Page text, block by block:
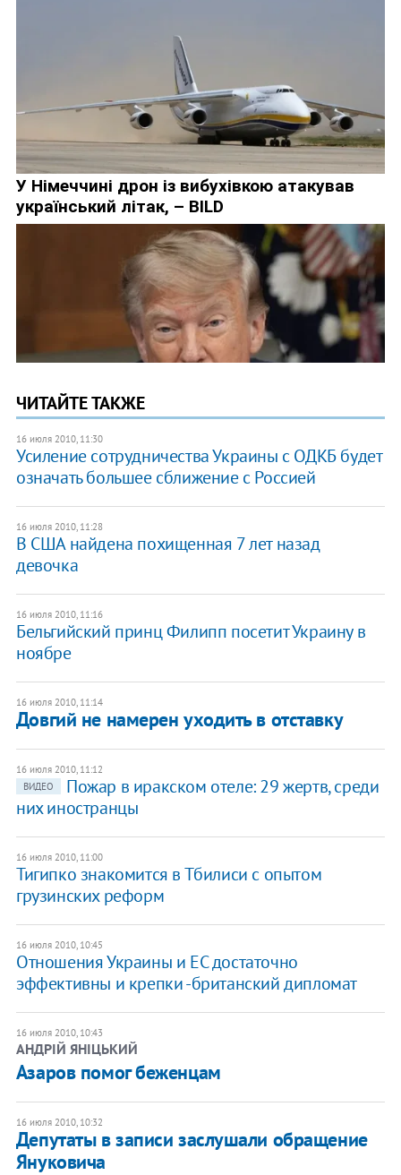
ЧИТАЙТЕ ТАКЖЕ
16 июля 2010, 11:30
Усиление сотрудничества Украины с ОДКБ будет
означать большее сближение с Россией
16 июля 2010, 11:28
В США найдена похищенная 7 лет назад
девочка
16 июля 2010, 11:16
Бельгийский принц Филипп посетит Украину в
ноябре
16 июля 2010, 11:14
Довгий не намерен уходить в отставку
16 июля 2010, 11:12
ВИДЕО
Пожар в иракском отеле: 29 жертв, среди
них иностранцы
16 июля 2010, 11:00
Тигипко знакомится в Тбилиси с опытом
грузинских реформ
16 июля 2010, 10:45
Отношения Украины и ЕС достаточно
эффективны и крепки -британский дипломат
16 июля 2010, 10:43
АНДРІЙ ЯНІЦЬКИЙ
Азаров помог беженцам
16 июля 2010, 10:32
Депутаты в записи заслушали обращение
Януковича